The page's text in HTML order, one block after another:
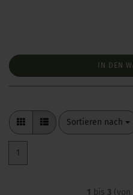
IN DEN
Sortieren nach
Sortieren nach
1
1 bis 3(von